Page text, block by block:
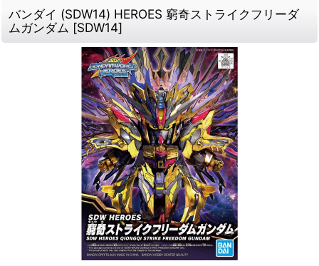
バンダイ (SDW14) HEROES 窮奇ストライクフリーダ
ムガンダム [SDW14]